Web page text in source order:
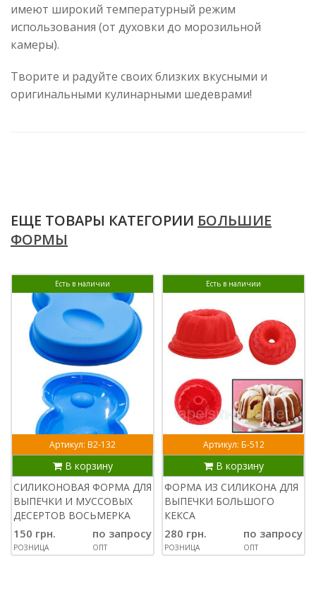
имеют широкий температурный режим
использования (от духовки до морозильной
камеры).
Творите и радуйте своих близких вкусными и
оригинальными кулинарными шедеврами!
ЕЩЕ ТОВАРЫ КАТЕГОРИИ БОЛЬШИЕ
ФОРМЫ
Есть в наличии
Артикул: В2-132
В корзину
СИЛИКОНОВАЯ ФОРМА ДЛЯ
ВЫПЕЧКИ И МУССОВЫХ
ДЕСЕРТОВ ВОСЬМЕРКА
150 грн.
РОЗНИЦА
по запросу
ОПТ
Есть в наличии
Артикул: Б-512
В корзину
ФОРМА ИЗ СИЛИКОНА ДЛЯ
ВЫПЕЧКИ БОЛЬШОГО
КЕКСА
280 грн.
РОЗНИЦА
по запросу
ОПТ